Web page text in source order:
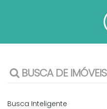
BUSCA DE IMÓVEIS
Busca Inteligente